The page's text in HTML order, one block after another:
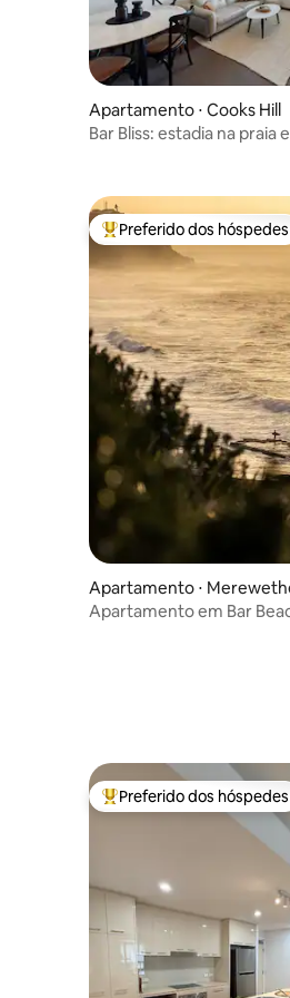
Apartamento ⋅ Cooks Hill
Bar Bliss: estadia na praia
Entre os melhores
Preferido dos hóspedes
Apartamento ⋅
Apartamento em Bar
Entre os melhores
Preferido dos hóspedes